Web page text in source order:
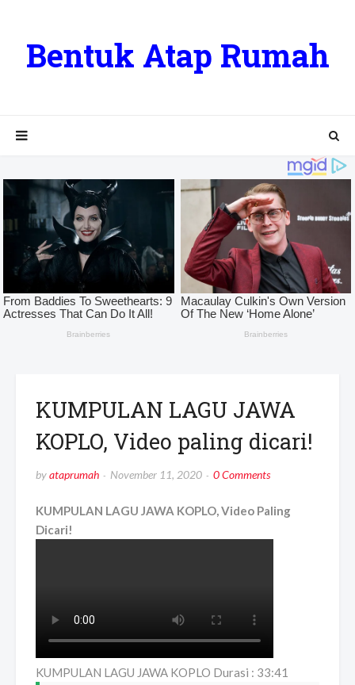
Bentuk Atap Rumah
KUMPULAN LAGU JAWA
KOPLO, Video paling dicari!
byataprumah November 11, 2020 0 Comments
KUMPULAN LAGU JAWA KOPLO, Video Paling
Dicari!
KUMPULAN LAGU JAWA KOPLO Durasi : 33:41